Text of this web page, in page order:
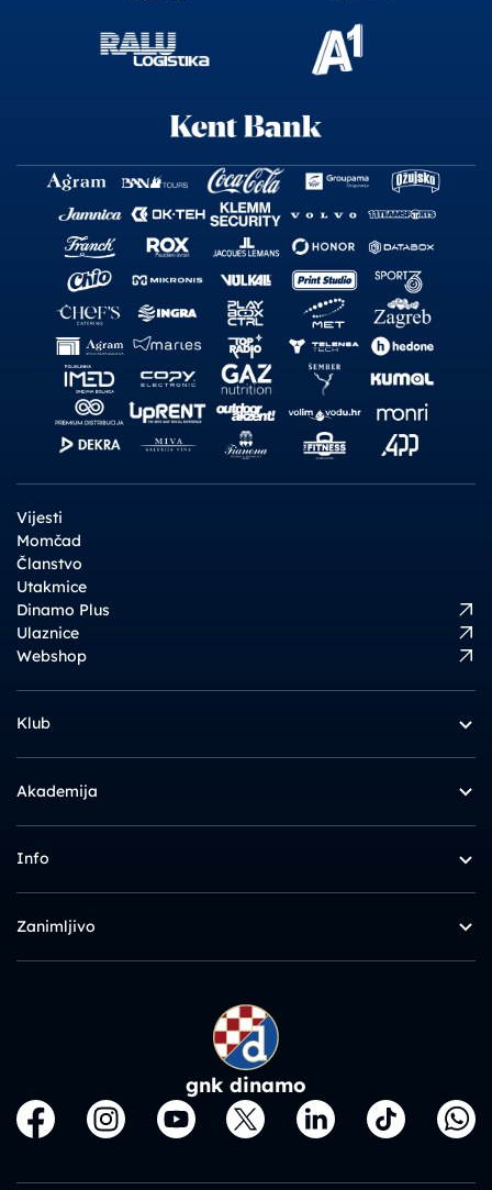
Vijesti
Momčad
Članstvo
Utakmice
Dinamo Plus
Ulaznice
Webshop
Klub
Akademija
Info
Zanimljivo
gnk dinamo